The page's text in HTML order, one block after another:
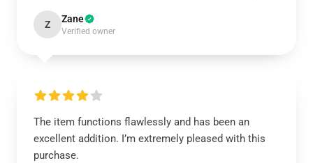
Z Zane
Verified owner
The item functions flawlessly and has been an
excellent addition. I’m extremely pleased with this
purchase.